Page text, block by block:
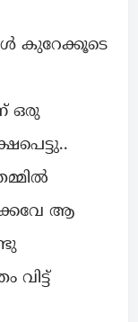
കുറേക്കൂടെ
ഒരു
ആ